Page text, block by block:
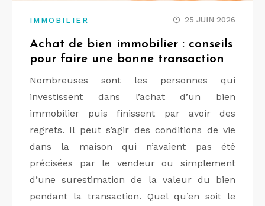
IMMOBILIER 25 JUIN 2026
Achat de bien immobilier : conseils
pour faire une bonne transaction
Nombreuses sont les personnes qui
investissent dans l’achat d’un bien
immobilier puis finissent par avoir des
regrets. Il peut s’agir des conditions de vie
dans la maison qui n’avaient pas été
précisées par le vendeur ou simplement
d’une surestimation de la valeur du bien
pendant la transaction. Quel qu’en soit le